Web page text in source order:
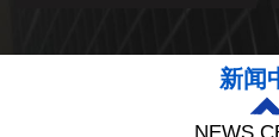
新闻
NEWS